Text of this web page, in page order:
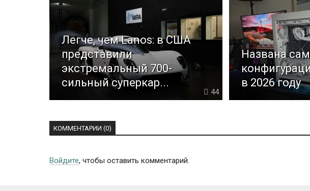
Легче, чем Lanos: в США
представили
экстремальный 700-
сильный суперкар...
44
Названа
в 2026 году
КОММЕНТАРИИ (0)
Войдите, чтобы оставить комментарий.